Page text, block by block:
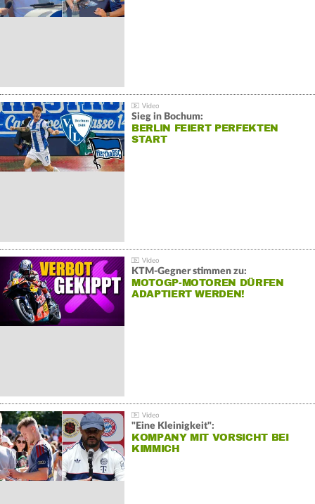
Sieg in Bochum:
BERLIN FEIERT PERFEKTEN
START
KTM-Gegner stimmen zu:
MOTOGP-MOTOREN DÜRFEN
ADAPTIERT WERDEN!
"Eine Kleinigkeit":
KOMPANY MIT VORSICHT BEI
KIMMICH